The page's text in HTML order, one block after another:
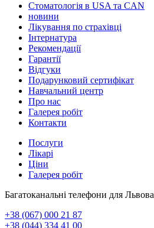
Стоматологія в USA та CAN
новини
Лікування по страхівці
Інтернатура
Рекомендації
Гарантії
Відгуки
Подарунковий сертифікат
Навчальний центр
Про нас
Галерея робіт
Контакти
Послуги
Лікарі
Ціни
Галерея робіт
Багатоканальні телефони для Львова
+38 (067) 000 21 87
+38 (044) 334 41 00